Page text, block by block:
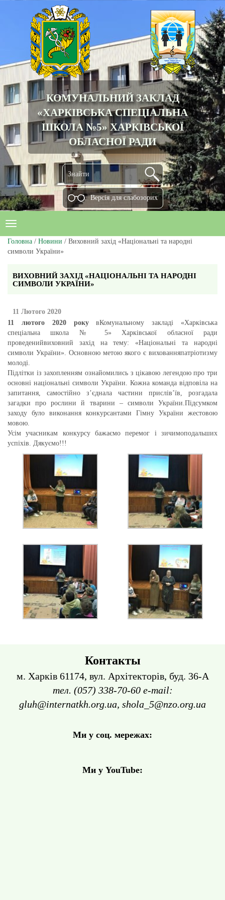
КОМУНАЛЬНИЙ ЗАКЛАД
«ХАРКІВСЬКА СПЕЦІАЛЬНА
ШКОЛА №5» ХАРКІВСЬКОЇ
ОБЛАСНОЇ РАДИ
Версiя для слабозорих
Головна / Новини / Виховний захід «Національні та народні
символи України»
ВИХОВНИЙ ЗАХІД «НАЦІОНАЛЬНІ ТА НАРОДНІ
СИМВОЛИ УКРАЇНИ»
11 Лютого 2020
11 лютого 2020 рокувКомунальному закладі «Харківська
спеціальна школа № 5» Харківської обласної ради
проведенийвиховний захід на тему: «Національні та народні
символи України». Основною метою якого є вихованняпатріотизму
молоді.
Підлітки із захопленням ознайомились з цікавою легендою про три
основні національні символи України. Кожна команда відповіла на
запитання, самостійно з’єднала частини прислів’їв, розгадала
загадки про рослини й тварини – символи України.Підсумком
заходу було виконання конкурсантами Гімну України жестовою
мовою.
Усім учасникам конкурсу бажаємо перемог і зичимоподальших
успіхів. Дякуємо!!!
Контакты
м. Харків 61174, вул. Архітекторів, буд. 36-А
тел. (057) 338-70-60 e-mail:
gluh@internatkh.org.ua, shola_5@nzo.org.ua
Ми у соц. мережах:
Ми у YouTube: